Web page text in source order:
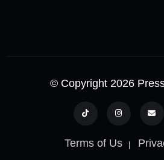
© Copyright 2026
Terms of Us